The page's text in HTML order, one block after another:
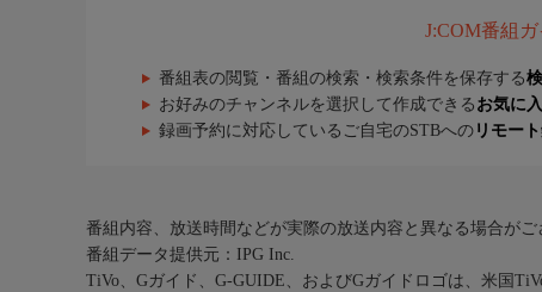
J:COM番組
番組表の閲覧・番組の検索・検索条件を保存する
お好みのチャンネルを選択して作成できる お気に
録画予約に対応しているご自宅のSTBへの リモー
番組内容、放送時間などが実際の放送内容と異なる場合がご
番組データ提供元：IPG Inc.
TiVo、Gガイド、G-GUIDE、およびGガイドロゴは、米国